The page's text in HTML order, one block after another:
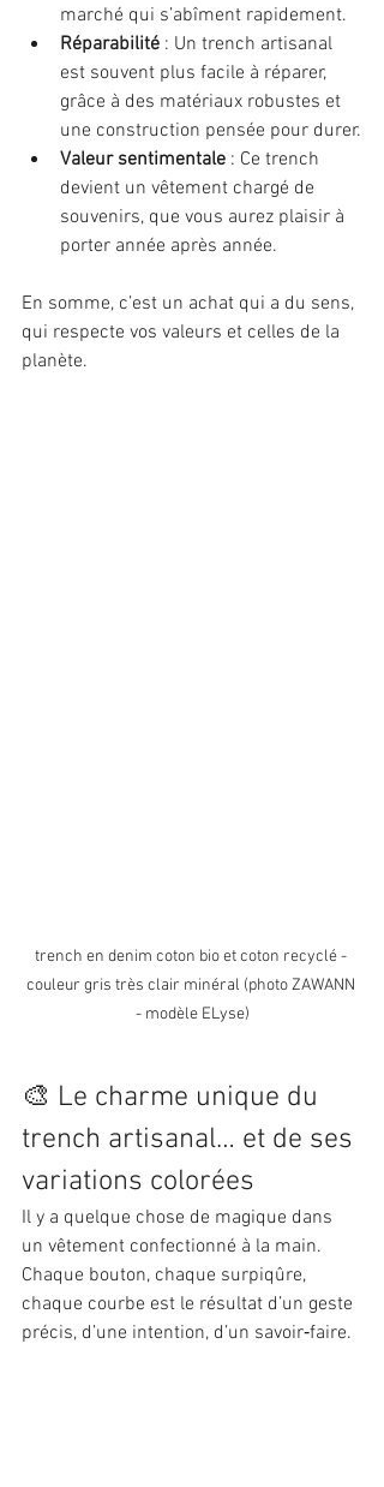
marché qui s’abîment rapidement.
Réparabilité : Un trench artisanal
est souvent plus facile à réparer,
grâce à des matériaux robustes et
une construction pensée pour durer.
Valeur sentimentale : Ce trench
devient un vêtement chargé de
souvenirs, que vous aurez plaisir à
porter année après année.
En somme, c’est un achat qui a du sens,
qui respecte vos valeurs et celles de la
planète.
trench en denim coton bio et coton recyclé -
couleur gris très clair minéral (photo ZAWANN
- modèle ELyse)
🎨 Le charme unique du
trench artisanal… et de ses
variations colorées
Il y a quelque chose de magique dans
un vêtement confectionné à la main.
Chaque bouton, chaque surpiqûre,
chaque courbe est le résultat d’un geste
précis, d’une intention, d’un savoir‑faire.